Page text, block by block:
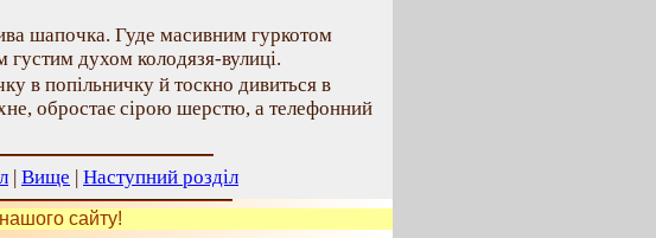
шапочка. Гуде масивним гуркотом
духом колодязя-вулиці.
в попільничку й тоскно дивиться в
обростає сірою шерстю, а телефонний
| Вище | Наступний розділ
сайту!